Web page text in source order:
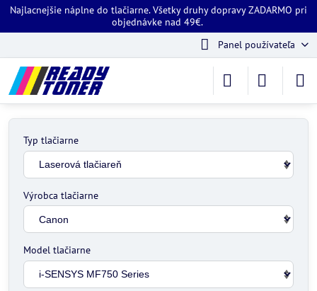
Najlacnejšie náplne do tlačiarne. Všetky druhy dopravy ZADARMO pri
objednávke nad 49€.
Panel používateľa
Typ tlačiarne
Výrobca tlačiarne
Model tlačiarne